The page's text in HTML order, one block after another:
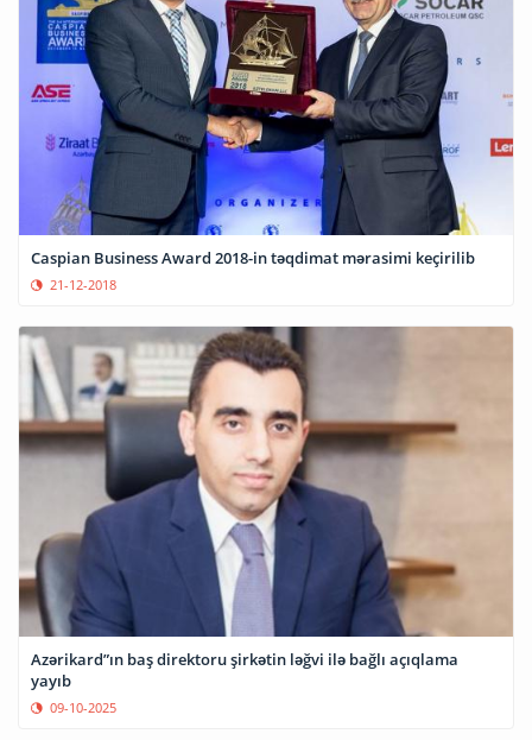
Caspian Business Award 2018-in təqdimat mərasimi keçirilib
21-12-2018
Azərikard”ın baş direktoru şirkətin ləğvi ilə bağlı açıqlama
yayıb
09-10-2025